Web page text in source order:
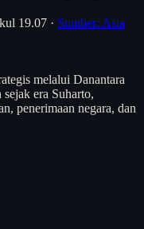
19.07 · Sumber: Asia
melalui Danantara
era Suharto,
penerimaan negara, dan